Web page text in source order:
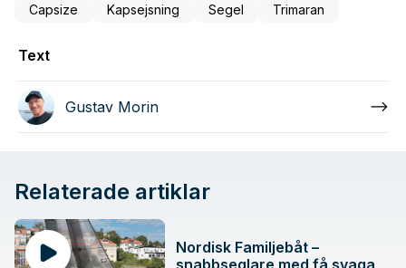
Capsize Kapsejsning Segel Trimaran
Text
Gustav Morin
Relaterade artiklar
Nordisk Familjebåt –
snabbseglare med få svaga